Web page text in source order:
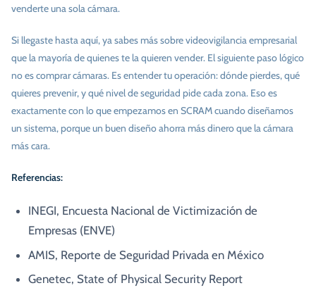
venderte una sola cámara.
Si llegaste hasta aquí, ya sabes más sobre videovigilancia empresarial
que la mayoría de quienes te la quieren vender. El siguiente paso lógico
no es comprar cámaras. Es entender tu operación: dónde pierdes, qué
quieres prevenir, y qué nivel de seguridad pide cada zona. Eso es
exactamente con lo que empezamos en SCRAM cuando diseñamos
un sistema, porque un buen diseño ahorra más dinero que la cámara
más cara.
Referencias:
INEGI, Encuesta Nacional de Victimización de
Empresas (ENVE)
AMIS, Reporte de Seguridad Privada en México
Genetec, State of Physical Security Report